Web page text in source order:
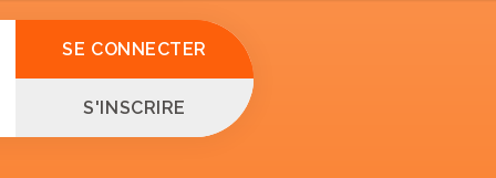
SE CONNECTER
S'INSCRIRE